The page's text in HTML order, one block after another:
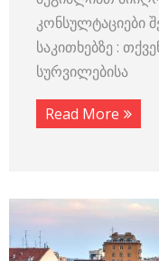
კონსულტაციები
საკითხებზე :
სურვილებისა
Read More